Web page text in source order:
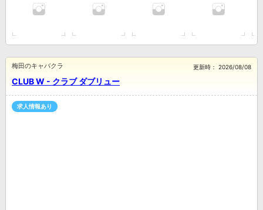
CLUB W - クラブ ダブリュー
梅田のキャバクラ 更新時： 2026/08/08
求人情報あり